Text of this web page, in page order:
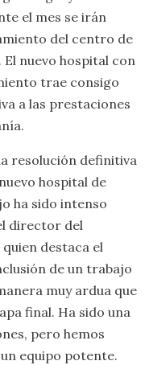
el mes se irán
del centro de
nuevo hospital con
trae consigo
a las prestaciones
resolución definitiva
hospital de
ha sido intenso
director del
destaca el
de un trabajo
muy ardua que
final. Ha sido una
pero hemos
equipo potente.